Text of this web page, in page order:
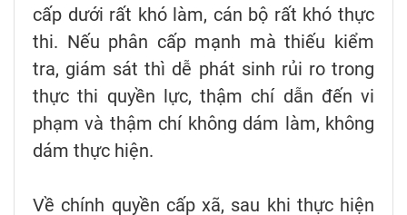
cấp dưới rất khó làm, cán bộ rất khó thực
thi. Nếu phân cấp mạnh mà thiếu kiểm
tra, giám sát thì dễ phát sinh rủi ro trong
thực thi quyền lực, thậm chí dẫn đến vi
phạm và thậm chí không dám làm, không
dám thực hiện.
Về chính quyền cấp xã, sau khi thực hiện